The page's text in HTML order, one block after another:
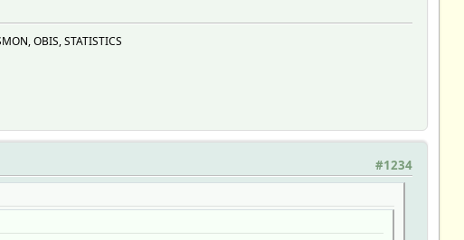
OBIS, STATISTICS
#1234